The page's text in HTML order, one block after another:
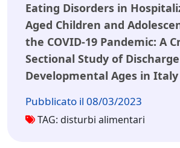
Eating Disorders in
Aged Children and
the COVID-19 Pandemic: A
Sectional Study of
Developmental Ages in Italy
Pubblicato il 08/03/2023
TAG: disturbi alimentari